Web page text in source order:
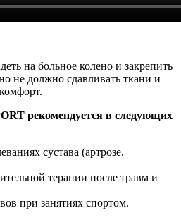
на больное колено и закрепить
не должно сдавливать ткани и
рекомендуется в следующих
сустава (артрозе,
терапии после травм и
при занятиях спортом.